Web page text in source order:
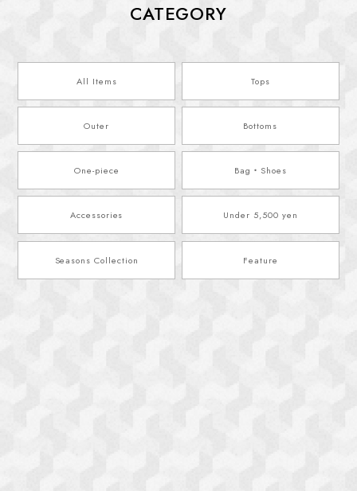
CATEGORY
All Items Tops
Outer Bottoms
One-piece Bag・Shoes
Accessories Under 5,500 yen
Seasons Collection Feature